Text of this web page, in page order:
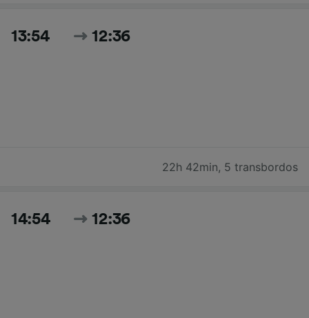
13:54 12:36
22h 42min, 5 transbordos
14:54 12:36